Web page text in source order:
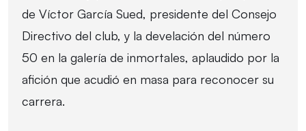
de Víctor García Sued, presidente del Consejo
Directivo del club, y la develación del número
50 en la galería de inmortales, aplaudido por la
afición que acudió en masa para reconocer su
carrera.